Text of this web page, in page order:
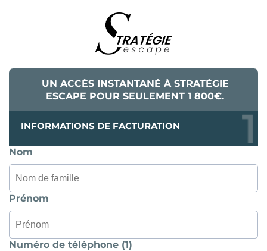
UN ACCÈS INSTANTANÉ À STRATÉGIE
ESCAPE POUR SEULEMENT 1 800€.
INFORMATIONS DE FACTURATION
Nom
Prénom
Numéro de téléphone (1)